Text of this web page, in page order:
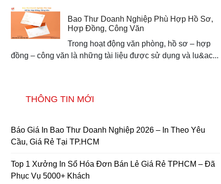
Bao Thư Doanh Nghiệp Phù Hợp Hồ Sơ,
Hợp Đồng, Công Văn
Trong hoạt động văn phòng, hồ sơ – hợp
đồng – công văn là những tài liệu được sử dụng và lu&ac...
THÔNG TIN MỚI
Báo Giá In Bao Thư Doanh Nghiệp 2026 – In Theo Yêu
Cầu, Giá Rẻ Tại TP.HCM
Top 1 Xưởng In Sổ Hóa Đơn Bán Lẻ Giá Rẻ TPHCM – Đã
Phục Vụ 5000+ Khách